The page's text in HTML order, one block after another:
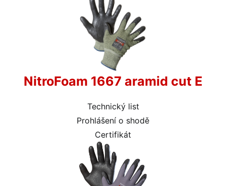
NitroFoam 1667 aramid cut E
Technický list
Prohlášení o shodě
Certifikát